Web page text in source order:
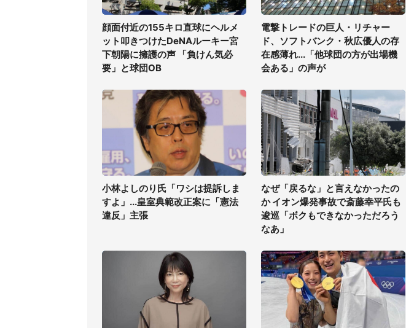
顔面付近の155キロ直球にヘルメ
ット叩きつけたDeNAルーキー宮
下朝陽に擁護の声 「負けん気必
要」と球団OB
電撃トレードの巨人・リチャー
ド、ソフトバンク・秋広優人の存
在感薄れ...「他球団の方が出場機
会ある」の声が
小林よしのり氏「ワシは提訴しま
すよ」...皇室典範改正案に「憲法
違反」主張
なぜ「戻るな」と言えなかったの
か イオン爆発事故で斎藤幸平氏も
逡巡「ボクもできなかっただろう
なあ」